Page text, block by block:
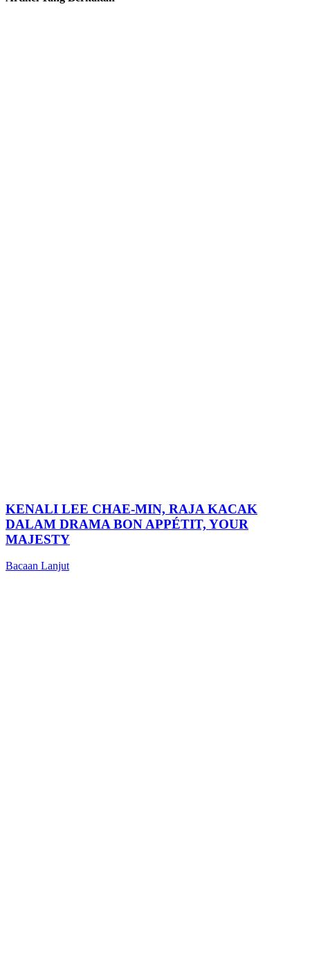
KENALI LEE CHAE-MIN, RAJA KACAK
DALAM DRAMA BON APPÉTIT, YOUR
MAJESTY
Bacaan Lanjut